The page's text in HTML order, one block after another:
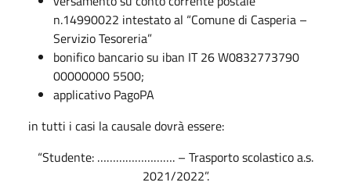
n.14990022 intestato al “Comune di Casperia –
Servizio Tesoreria”
bonifico bancario su iban IT 26 W0832773790
00000000 5500;
applicativo PagoPA
in tutti i casi la causale dovrà essere:
“Studente: ……………………. – Trasporto scolastico a.s.
2021/2022”.